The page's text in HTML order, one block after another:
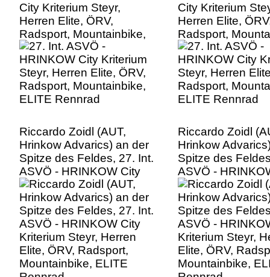
City Kriterium Steyr,
Herren Elite, ÖRV,
Radsport, Mountainbike,
ELITE Rennrad
City Kriterium
Herren Elite,
Radsport,
ELITE Rennrad
Riccardo Zoidl (AUT,
Hrinkow Advarics) an der
Spitze des Feldes, 27. Int.
ASVÖ - HRINKOW City
Kriterium Steyr, Herren
Elite, ÖRV, Radsport,
Mountainbike, ELITE
Rennrad
Riccardo Zoidl
Hrinkow
Spitze des
ASVÖ -
Kriterium Steyr,
Elite, ÖRV,
Mountainbike,
Rennrad